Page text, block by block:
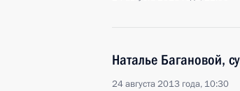
Наталье Багановой,
24 августа 2013 года, 10:30